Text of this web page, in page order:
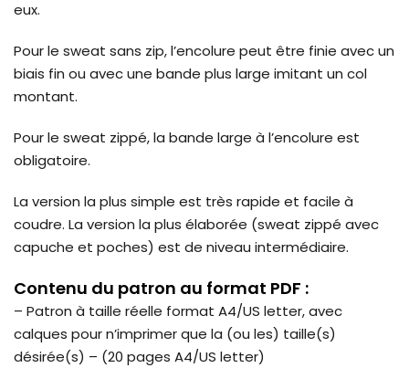
eux.
Pour le sweat sans zip, l’encolure peut être finie avec un
biais fin ou avec une bande plus large imitant un col
montant.
Pour le sweat zippé, la bande large à l’encolure est
obligatoire.
La version la plus simple est très rapide et facile à
coudre. La version la plus élaborée (sweat zippé avec
capuche et poches) est de niveau intermédiaire.
Contenu du patron au format PDF :
– Patron à taille réelle format A4/US letter, avec
calques pour n’imprimer que la (ou les) taille(s)
désirée(s) – (20 pages A4/US letter)